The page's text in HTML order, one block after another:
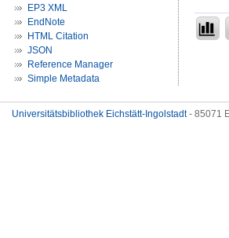
EP3 XML
EndNote
HTML Citation
JSON
Reference Manager
Simple Metadata
Universitätsbibliothek Eichstätt-Ingolstadt- 85071